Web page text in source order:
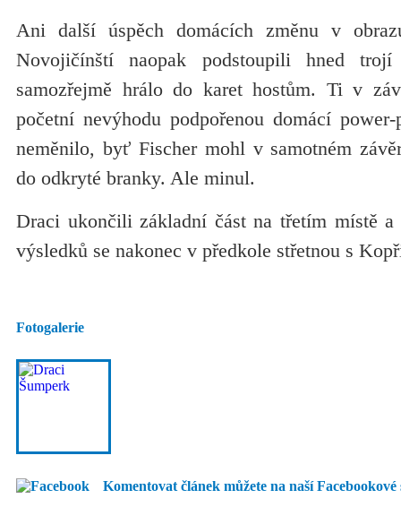
Ani další úspěch domácích změnu v
Novojičínští naopak podstoupili hned
samozřejmě hrálo do karet hostům. Ti v
početní nevýhodu podpořenou domácí
neměnilo, byť Fischer mohl v samotném
do odkryté branky. Ale minul.
Draci ukončili základní část na třetím místě a
výsledků se nakonec v předkole střetnou s
Fotogalerie
Komentovat článek můžete na naší Facebookové